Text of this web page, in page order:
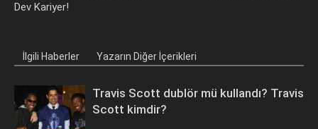
Dev Kariyer!
İlgili Haberler Yazarın Diğer İçerikleri
Travis Scott dublör mü kullandı? Travis
Scott kimdir?